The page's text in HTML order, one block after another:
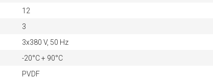
12
3
3x380 V, 50 Hz
-20°C + 90°C
PVDF